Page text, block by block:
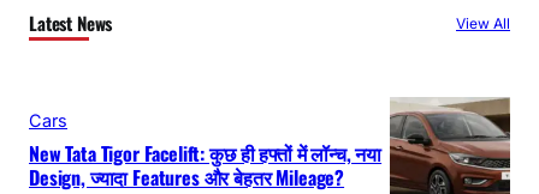
Latest News View All
Cars
New Tata Tigor Facelift: कुछ ही हफ्तों में लॉन्च, नया
Design, ज्यादा Features और बेहतर Mileage?